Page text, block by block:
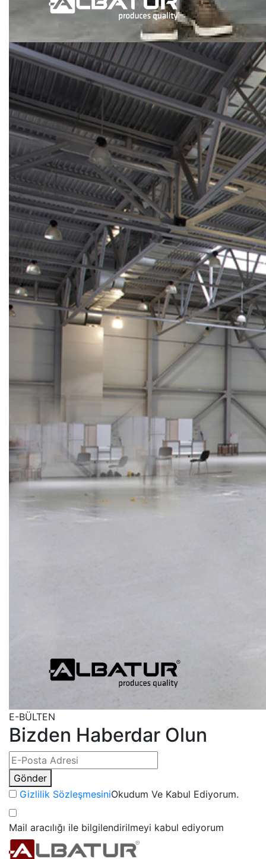
E-BÜLTEN
Bizden Haberdar Olun
Gönder
Gizlilik SözleşmesiniOkudum Ve Kabul Ediyorum.
Mail aracılığı ile bilgilendirilmeyi kabul ediyorum